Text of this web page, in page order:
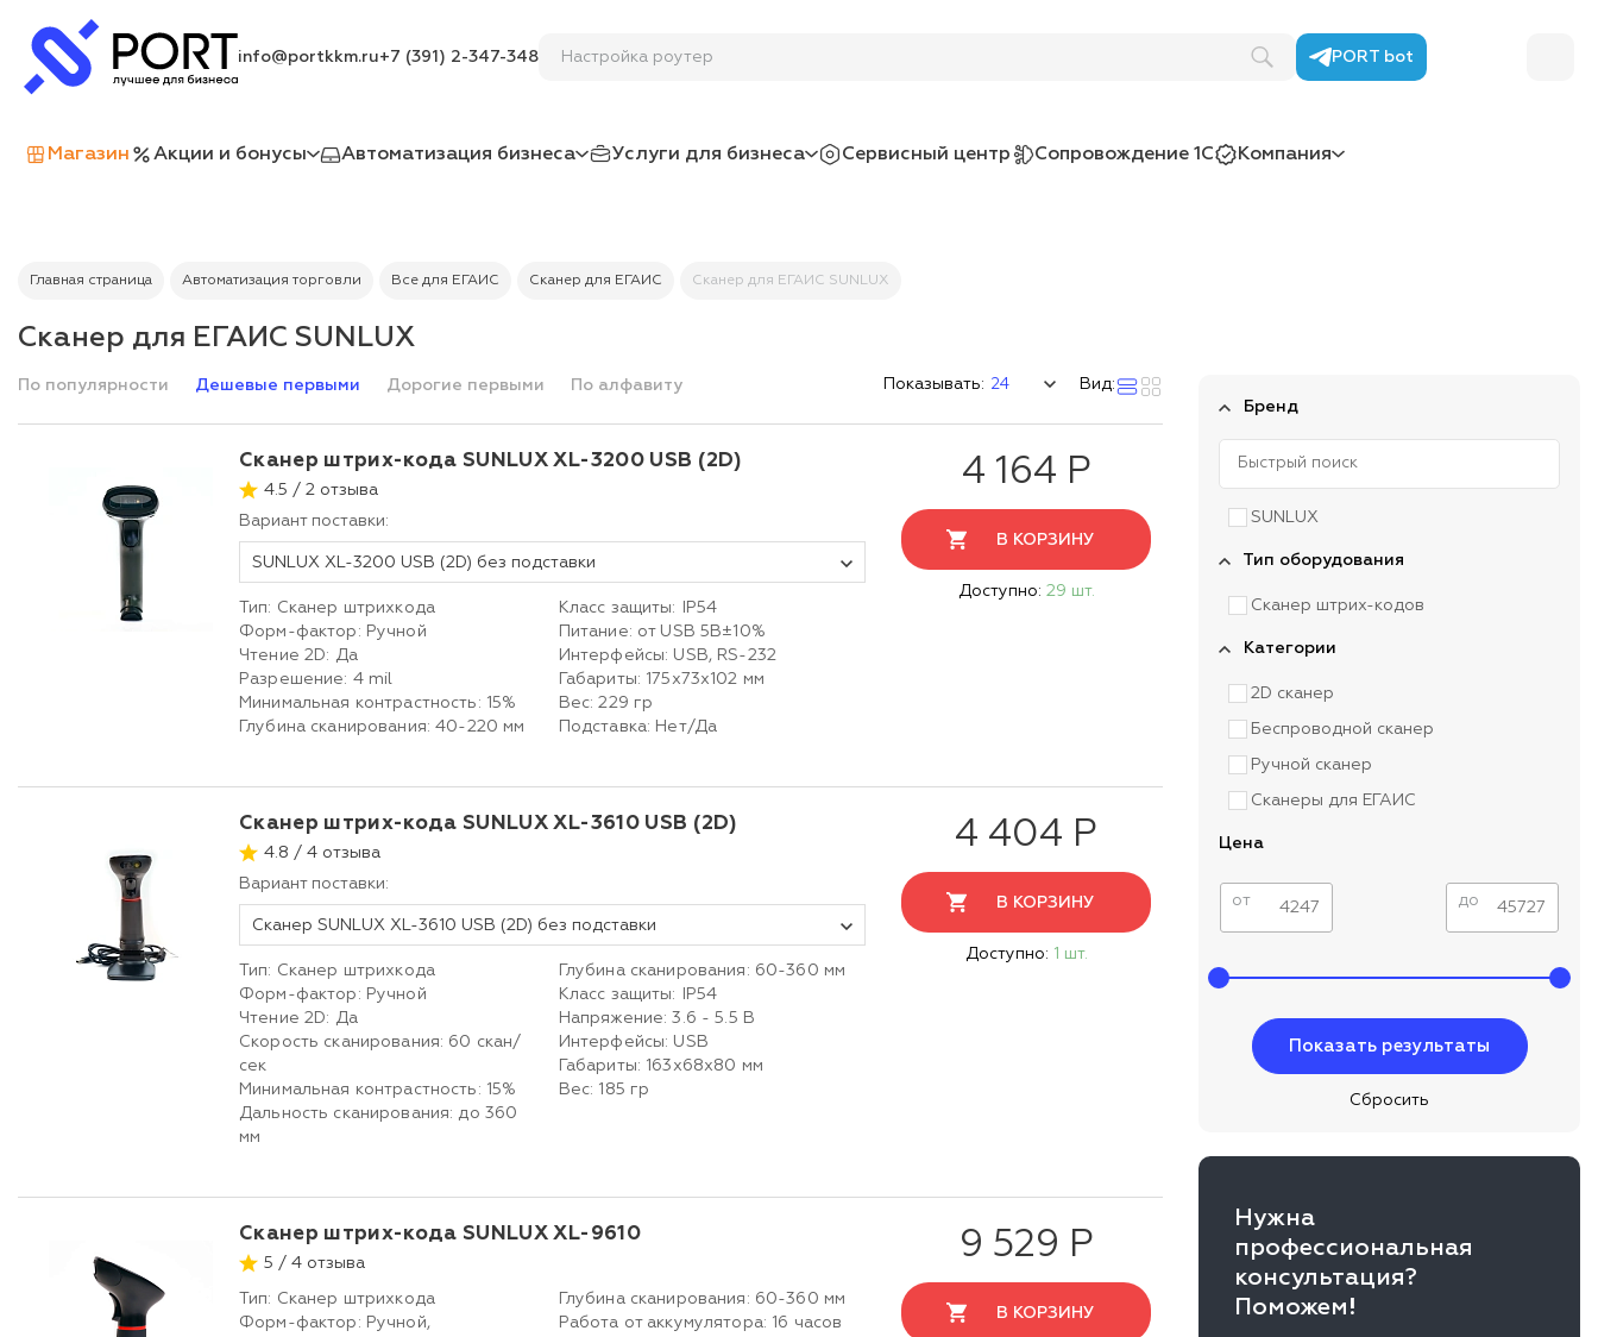
info@portkkm.ru+7 (391) 2-347-348 Настрой PORT bot
Магазин Акции и бонусы Автоматизация бизнеса Услуги для бизнеса Сервисный центр Сопровождение 1С Компания
Главная страница Автоматизация торговли Все для ЕГАИС Сканер для ЕГАИС Сканер для ЕГАИС SUNLUX
Сканер для ЕГАИС SUNLUX
По популярности Дешевые первыми Дорогие первыми По алфавиту Показывать: Вид:
Сканер штрих-кода SUNLUX XL-3200 USB (2D)
4.5 / 2 отзыва
Вариант поставки:
SUNLUX XL-3200 USB (2D) без подставки
Тип: Сканер штрихкода
Форм-фактор: Ручной
Чтение 2D: Да
Разрешение: 4 mil
Минимальная контрастность: 15%
Глубина сканирования: 40-220 мм
Класс защиты: IP54
Питание: от USB 5В±10%
Интерфейсы: USB, RS-232
Габариты: 175х73х102 мм
Вес: 229 гр
Подставка: Нет/Да
4 164 Р
В КОРЗИНУ
Доступно: 29 шт.
Сканер штрих-кода SUNLUX XL-3610 USB (2D)
4.8 / 4 отзыва
Вариант поставки:
Сканер SUNLUX XL-3610 USB (2D) без подставки
Тип: Сканер штрихкода
Форм-фактор: Ручной
Чтение 2D: Да
Скорость сканирования: 60 скан/
сек
Минимальная контрастность: 15%
Дальность сканирования: до 360
мм
Глубина сканирования: 60-360 мм
Класс защиты: IP54
Напряжение: 3.6 - 5.5 В
Интерфейсы: USB
Габариты: 163х68х80 мм
Вес: 185 гр
4 404 Р
В КОРЗИНУ
Доступно: 1 шт.
Сканер штрих-кода SUNLUX XL-9610
5 / 4 отзыва
Тип: Сканер штрихкода
Форм-фактор: Ручной,
Глубина сканирования: 60-360 мм
Работа от аккумулятора: 16 часов
9 529 Р
В КОРЗИНУ
Бренд
SUNLUX
Тип оборудования
Сканер штрих-кодов
Категории
2D сканер
Беспроводной сканер
Ручной сканер
Сканеры для ЕГАИС
Цена
от до
Нужна
профессиональная
консультация?
Поможем!